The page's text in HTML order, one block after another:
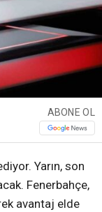
ABONE OL
Yarın, son
Fenerbahçe,
avantaj elde